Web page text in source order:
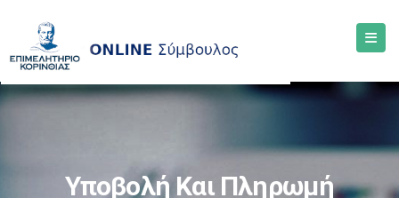
Υποβολή Και Πληρωμή